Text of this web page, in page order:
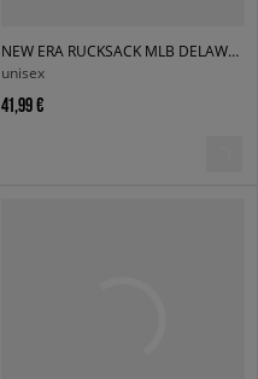
NEW ERA RUCKSACK MLB DELAWARE NYY NEW YORK YANKEES
unisex
41,99 €